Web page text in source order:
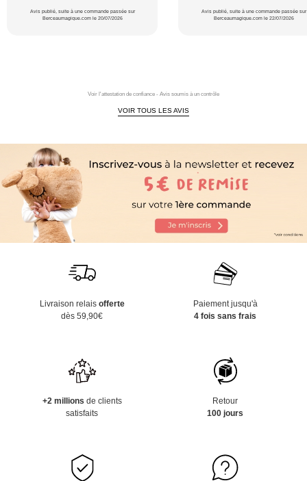
Avis publié, suite à une commande passée sur
Berceaumagique.com le 20/07/2026
Avis publié, suite à une commande passée sur
Berceaumagique.com le 22/07/2026
Voir l'attestation de confiance - Avis soumis à un contrôle
VOIR TOUS LES AVIS
Livraison relais offerte
dès 59,90€
Paiement jusqu'à
4 fois sans frais
+2 millions de clients
satisfaits
Retour
100 jours